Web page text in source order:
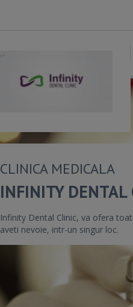
CLINICA MEDICALA
INFINITY DENTAL
Infinity Dental Clinic, va ofera
aveti nevoie, intr-un singur loc.